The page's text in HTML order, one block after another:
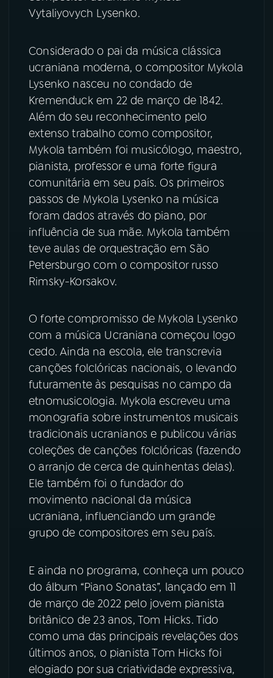
YouTube Facebook
Instagram
Vytaliyovych Lysenko.
Considerado o pai da música clássica
ucraniana moderna, o compositor Mykola
Lysenko nasceu no condado de
Kremenduck em 22 de março de 1842.
Além do seu reconhecimento pelo
extenso trabalho como compositor,
Mykola também foi musicólogo, maestro,
pianista, professor e uma forte figura
comunitária em seu país. Os primeiros
passos de Mykola Lysenko na música
foram dados através do piano, por
influência de sua mãe. Mykola também
teve aulas de orquestração em São
Petersburgo com o compositor russo
Rimsky-Korsakov.
O forte compromisso de Mykola Lysenko
com a música Ucraniana começou logo
cedo. Ainda na escola, ele transcrevia
canções folclóricas nacionais, o levando
futuramente às pesquisas no campo da
etnomusicologia. Mykola escreveu uma
monografia sobre instrumentos musicais
tradicionais ucranianos e publicou várias
coleções de canções folclóricas (fazendo
o arranjo de cerca de quinhentas delas).
Ele também foi o fundador do
movimento nacional da música
ucraniana, influenciando um grande
grupo de compositores em seu país.
E ainda no programa, conheça um pouco
do álbum “Piano Sonatas”, lançado em 11
de março de 2022 pelo jovem pianista
britânico de 23 anos, Tom Hicks. Tido
como uma das principais revelações dos
últimos anos, o pianista Tom Hicks foi
elogiado por sua criatividade expressiva,